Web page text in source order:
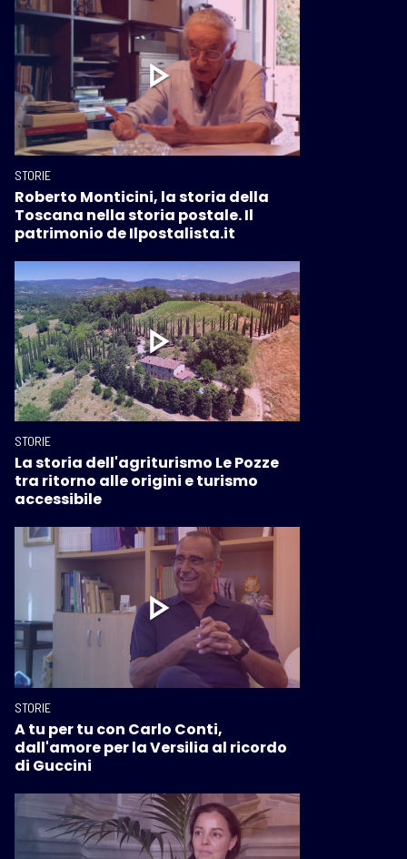
STORIE
Roberto Monticini, la storia della
Toscana nella storia postale. Il
patrimonio de Ilpostalista.it
STORIE
La storia dell'agriturismo Le Pozze
tra ritorno alle origini e turismo
accessibile
STORIE
A tu per tu con Carlo Conti,
dall'amore per la Versilia al ricordo
di Guccini